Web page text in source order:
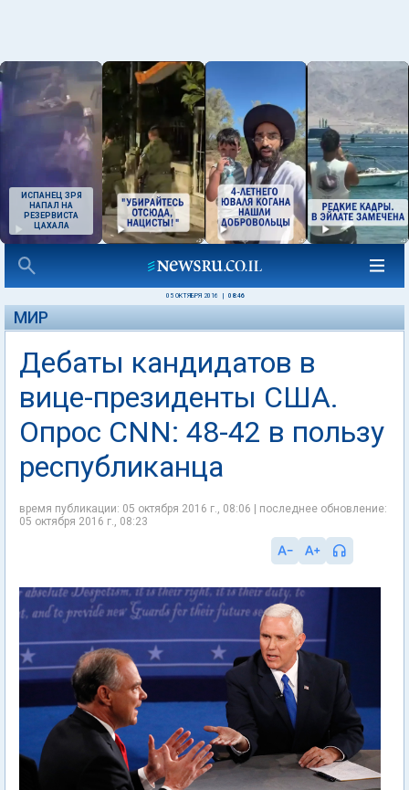
ИСПАНЕЦ ЗРЯ
НАПАЛ НА
РЕЗЕРВИСТА
ЦАХАЛА
05 ОКТЯБРЯ 2016 08:46
МИР
Дебаты кандидатов в
вице-президенты США.
Опрос CNN: 48-42 в пользу
республиканца
время публикации: 05 октября 2016 г., 08:06 | последнее обновление:
05 октября 2016 г., 08:23